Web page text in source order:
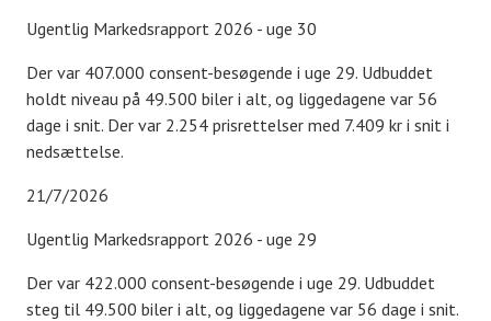
Ugentlig Markedsrapport 2026 - uge 30
Der var 407.000 consent-besøgende i uge 29. Udbuddet
holdt niveau på 49.500 biler i alt, og liggedagene var 56
dage i snit. Der var 2.254 prisrettelser med 7.409 kr i snit i
nedsættelse.
21/7/2026
Ugentlig Markedsrapport 2026 - uge 29
Der var 422.000 consent-besøgende i uge 29. Udbuddet
steg til 49.500 biler i alt, og liggedagene var 56 dage i snit.